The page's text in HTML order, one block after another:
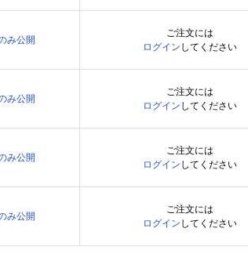
み公開
ご注文には
ログイン してください
み公開
ご注文には
ログイン してください
み公開
ご注文には
ログイン してください
み公開
ご注文には
ログイン してください